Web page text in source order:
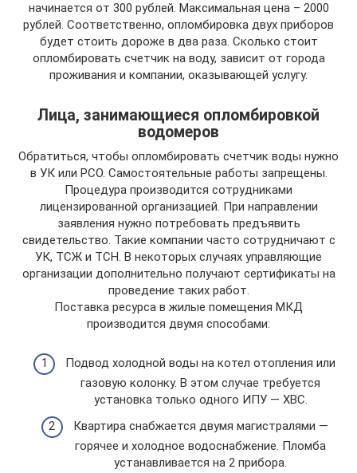
начинается от 300 рублей. Максимальная цена – 2000
рублей. Соответственно, опломбировка двух приборов
будет стоить дороже в два раза. Сколько стоит
опломбировать счетчик на воду, зависит от города
проживания и компании, оказывающей услугу.
Лица, занимающиеся опломбировкой
водомеров
Обратиться, чтобы опломбировать счетчик воды нужно
в УК или РСО. Самостоятельные работы запрещены.
Процедура производится сотрудниками
лицензированной организацией. При направлении
заявления нужно потребовать предъявить
свидетельство. Такие компании часто сотрудничают с
УК, ТСЖ и ТСН. В некоторых случаях управляющие
организации дополнительно получают сертификаты на
проведение таких работ.
Поставка ресурса в жилые помещения МКД
производится двумя способами:
Подвод холодной воды на котел отопления или
газовую колонку. В этом случае требуется
установка только одного ИПУ — ХВС.
Квартира снабжается двумя магистралями —
горячее и холодное водоснабжение. Пломба
устанавливается на 2 прибора.